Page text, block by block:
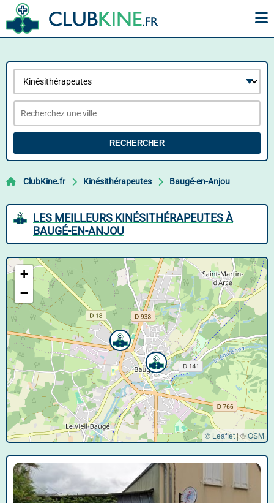
RECHERCHER
ClubKine.fr Kinésithérapeutes Baugé-en-Anjou
LES MEILLEURS KINÉSITHÉRAPEUTES À
BAUGÉ-EN-ANJOU
+
−
© Leaflet|©OSM